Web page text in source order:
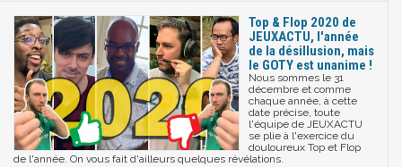
Top & Flop 2020 de
JEUXACTU, l'année
de la désillusion, mais
le GOTY est unanime !
Nous sommes le 31
décembre et comme
chaque année, à cette
date précise, toute
l'équipe de JEUXACTU
se plie à l'exercice du
douloureux Top et Flop
de l'année. On vous fait d'ailleurs quelques révélations.